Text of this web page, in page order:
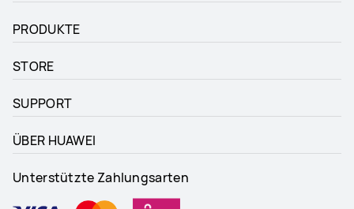
PRODUKTE
STORE
SUPPORT
ÜBER HUAWEI
Unterstützte Zahlungsarten